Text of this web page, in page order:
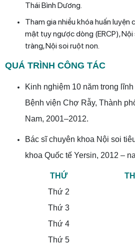
Thái Bình Dương.
Tham gia nhiều khóa huấn luyện
mật tụy ngược dòng (ERCP),
tràng, Nội soi ruột non.
QUÁ TRÌNH CÔNG TÁC
Kinh nghiệm 10 năm trong
Bệnh viện Chợ Rẫy, Thành
Nam, 2001–2012.
Bác sĩ chuyên khoa Nội soi
khoa Quốc tế Yersin, 2012 –
THỨ
Thứ 2
Thứ 3
Thứ 4
Thứ 5